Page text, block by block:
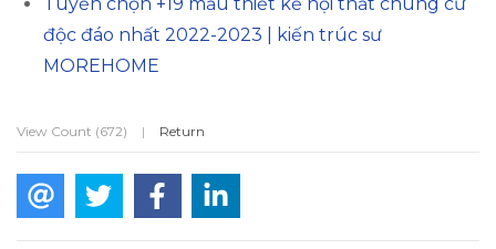
độc đáo nhất 2022-2023 | kiến trúc sư
MOREHOME
View Count (672) | Return